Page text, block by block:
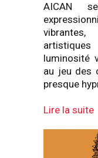
AICAN
luminosité
au jeu des
presque
Lire la suite